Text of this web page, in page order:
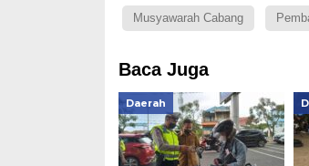
Musyawarah Cabang
Baca Juga
Daerah